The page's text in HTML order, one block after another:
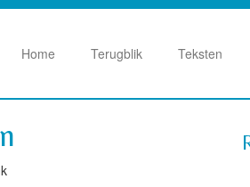
Home Terugblik Teksten